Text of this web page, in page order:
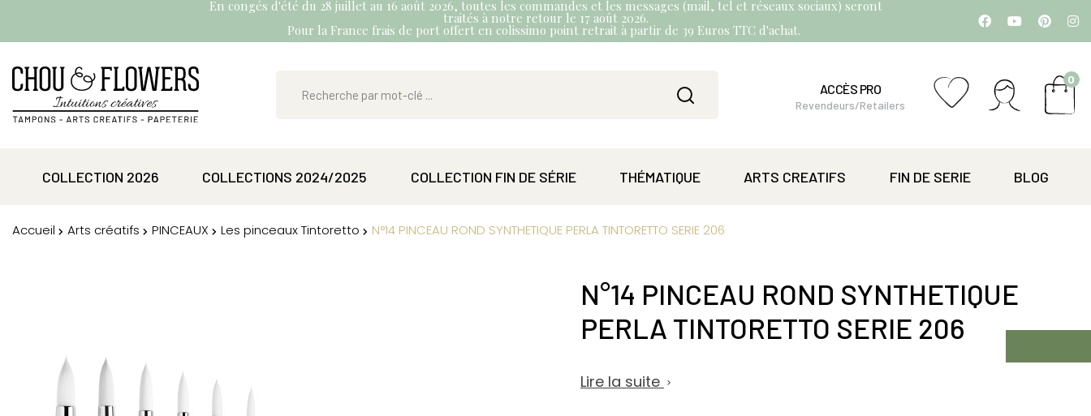
En congés d'été du 28 juillet au 16 août 2026, toutes les commandes et les messages (mail, tel et réseaux sociaux) seront
traités à notre retour le 17 août 2026.
Pour la France frais de port offert en colissimo point retrait à partir de 39 Euros TTC d'achat.
ACCÈS PRO
Revendeurs/Retailers
0
COLLECTION 2026 COLLECTIONS 2024/2025 COLLECTION FIN DE SÉRIE THÉMATIQUE ARTS CREATIFS FIN DE SERIE BLOG
Accueil Arts créatifs PINCEAUX Les pinceaux Tintoretto N°14 PINCEAU ROND SYNTHETIQUE PERLA TINTORETTO SERIE 206
N°14 PINCEAU ROND SYNTHETIQUE
PERLA TINTORETTO SERIE 206
Lire la suite 